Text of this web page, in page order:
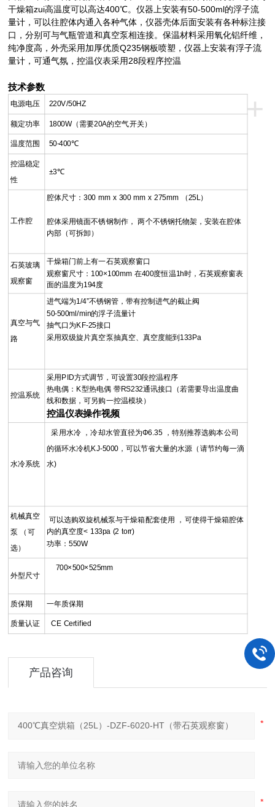
干燥箱zui高温度可以高达400℃。仪器上安装有50-500ml的浮子流
量计，可以往腔体内通入各种气体，仪器壳体后面安装有各种标注接
口，分别可与气瓶管道和真空泵相连接。保温材料采用氧化铝纤维，
纯净度高，外壳采用加厚优质Q235钢板喷塑，仪器上安装有浮子流
量计，可通气氛，控温仪表采用28段程序控温
技术参数
+
电源电压 220V/50HZ
额定功率 1800W（需要20A的空气开关）
温度范围 50-400℃
控温稳定
性
±3℃
工作腔
腔体尺寸：300 mm x 300 mm x 275mm （25L）
腔体采用镜面不锈钢制作， 两个不锈钢托物架，安装在腔体
内部（可拆卸）
石英玻璃
观察窗
干燥箱门前上有一石英观察窗口
观察窗尺寸：100×100mm 在400度恒温1h时，石英观察窗表
面的温度为194度
真空与气
路
进气端为1/4”不锈钢管，带有控制进气的截止阀
50-500ml/min的浮子流量计
抽气口为KF-25接口
采用双级旋片真空泵抽真空、真空度能到133Pa
控温系统
采用PID方式调节，可设置30段控温程序
热电偶：K型热电偶 带RS232通讯接口（若需要导出温度曲
线和数据，可另购一控温模块）
控温仪表操作视频
水冷系统
采用水冷 ，冷却水管直径为Φ6.35 ，特别推荐选购本公司
的循环水冷机KJ-5000，可以节省大量的水源（请节约每一滴
水)
机械真空
泵 （可
选）
可以选购双旋机械泵与干燥箱配套使用 ，可使得干燥箱腔体
内的真空度< 133pa (2 torr)
功率：550W
外型尺寸
700×500×525mm
质保期 一年质保期
质量认证 CE Certified
产品咨询